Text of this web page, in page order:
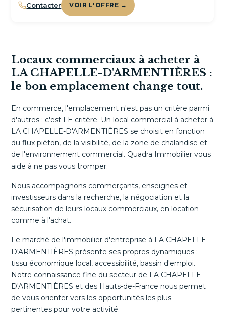
Contacter VOIR L'OFFRE →
Locaux commerciaux à acheter à
LA CHAPELLE-D'ARMENTIÈRES :
le bon emplacement change tout.
En commerce, l'emplacement n'est pas un critère parmi
d'autres : c'est LE critère. Un local commercial à acheter à
LA CHAPELLE-D'ARMENTIÈRES se choisit en fonction
du flux piéton, de la visibilité, de la zone de chalandise et
de l'environnement commercial. Quadra Immobilier vous
aide à ne pas vous tromper.
Nous accompagnons commerçants, enseignes et
investisseurs dans la recherche, la négociation et la
sécurisation de leurs locaux commerciaux, en location
comme à l'achat.
Le marché de l'immobilier d'entreprise à LA CHAPELLE-
D'ARMENTIÈRES présente ses propres dynamiques :
tissu économique local, accessibilité, bassin d'emploi.
Notre connaissance fine du secteur de LA CHAPELLE-
D'ARMENTIÈRES et des Hauts-de-France nous permet
de vous orienter vers les opportunités les plus
pertinentes pour votre activité.